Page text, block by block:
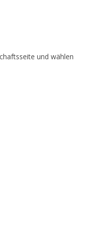
und wählen